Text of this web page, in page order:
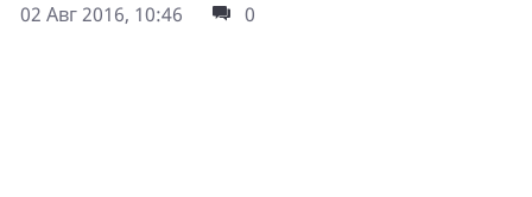
02 Авг 2016, 10:46
0